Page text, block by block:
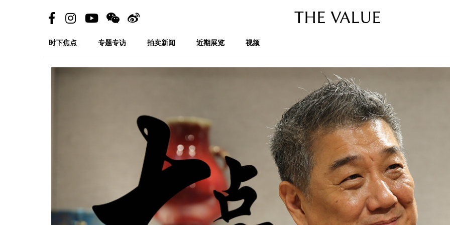
THE VALUE
时下焦点 专题专访 拍卖新闻 近期展览 视频